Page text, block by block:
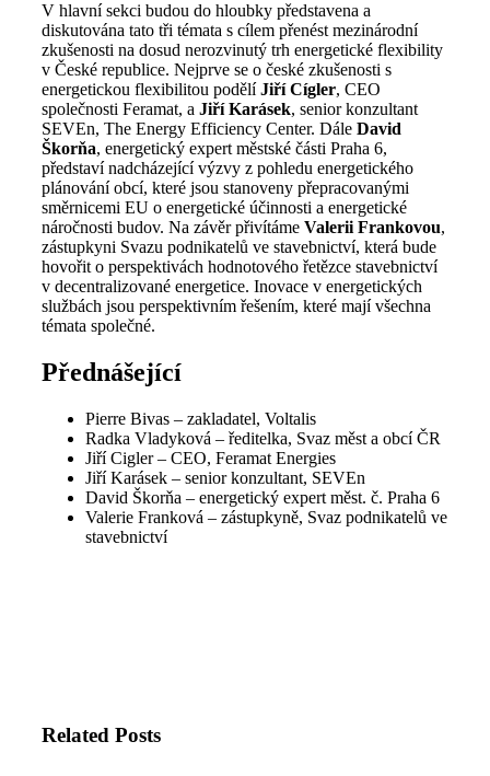
V hlavní sekci budou do hloubky představena a
diskutována tato tři témata s cílem přenést mezinárodní
zkušenosti na dosud nerozvinutý trh energetické flexibility
v České republice. Nejprve se o české zkušenosti s
energetickou flexibilitou podělíJiří Cígler, CEO
společnosti Feramat, a Jiří Karásek, senior konzultant
SEVEn, The Energy Efficiency Center. Dále David
Škorňa, energetický expert městské části Praha 6,
představí nadcházející výzvy z pohledu energetického
plánování obcí, které jsou stanoveny přepracovanými
směrnicemi EU o energetické účinnosti a energetické
náročnosti budov. Na závěr přivítáme Valerii Frankovou,
zástupkyni Svazu podnikatelů ve stavebnictví, která bude
hovořit o perspektivách hodnotového řetězce stavebnictví
v decentralizované energetice. Inovace v energetických
službách jsou perspektivním řešením, které mají všechna
témata společné.
Přednášející
Pierre Bivas– zakladatel, Voltalis
Radka Vladyková – ředitelka, Svaz měst a obcí ČR
Jiří Cigler– CEO, Feramat Energies
Jiří Karásek– senior konzultant, SEVEn
David Škorňa – energetický expert měst. č. Praha 6
Valerie Franková – zástupkyně, Svaz podnikatelů ve
stavebnictví
Related Posts